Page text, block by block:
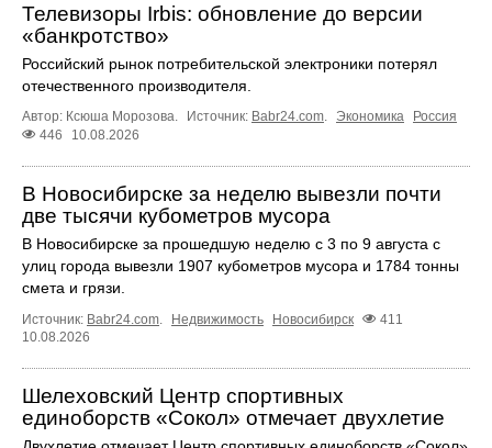
Телевизоры Irbis: обновление до версии
«банкротство»
Российский рынок потребительской электроники потерял
отечественного производителя.
Автор: Ксюша Морозова. Источник: Babr24.com Экономика
Россия
446
10.08.2026
В Новосибирске за неделю вывезли почти
две тысячи кубометров мусора
В Новосибирске за прошедшую неделю с 3 по 9 августа с
улиц города вывезли 1907 кубометров мусора и 1784 тонны
смета и грязи.
Источник: Babr24.com Недвижимость Новосибирск
411
10.08.2026
Шелеховский Центр спортивных
единоборств «Сокол» отмечает двухлетие